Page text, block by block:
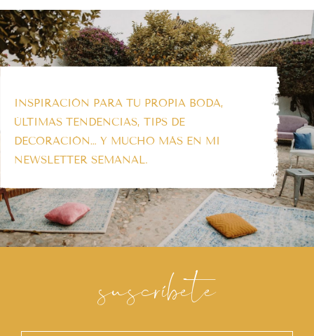
INSPIRACIÓN PARA TU PROPIA BODA,
ÚLTIMAS TENDENCIAS, TIPS DE
DECORACIÓN… Y MUCHO MÁS EN MI
NEWSLETTER SEMANAL.
suscríbete